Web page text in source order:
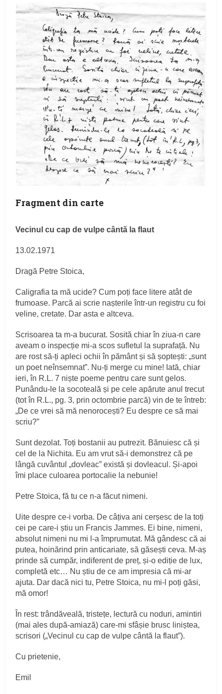
Fragment din carte
Vecinul cu cap de vulpe cântă la flaut
13.02.1971
Dragă Petre Stoica,
Caligrafia ta mă ucide? Cum poți face litere atât de
frumoase. Parcă ai scrie nașterile într-un registru cu foi
veline, cretate. Dar asta e altceva.
Scrisoarea ta m-a bucurat. Sosită chiar în ziua-n care
aveam o inspecție mi-a scos sufletul la suprafață. Nu
are rost să-ți apleci ochii în pământ și să șoptești: „sunt
un poet neînsemnat”. Nu-ți merge cu mine! Iată, chiar
ieri, în R.L. 7 niște poeme pentru care sunt gelos.
Punându-le la socoteală și pe cele apărute anul trecut
(tot în R.L., pg. 3, prin octombrie parcă) vin de te întreb:
„De ce vrei să mă nenorocești? Eu despre ce să mai
scriu?”
Sunt dezolat. Toți bostanii au putrezit. Bănuiesc că și
cel de la Nichita. Eu am vrut să-i demonstrez că pe
lângă cuvântul „dovleac” există și dovleacul. Și-apoi
îmi place culoarea portocalie la nebunie!
Petre Stoica, fă tu ce n-a făcut nimeni.
Uite despre ce-i vorba. De câțiva ani cerșesc de la toți
cei pe care-i știu un Francis Jammes. Ei bine, nimeni,
absolut nimeni nu mi l-a împrumutat. Mă gândesc că ai
putea, hoinărind prin anticariate, să găsești ceva. M-aș
prinde să cumpăr, indiferent de preț, și-o ediție de lux,
completă etc… Nu știu de ce am impresia că mi-ar
ajuta. Dar dacă nici tu, Petre Stoica, nu mi-l poți găsi,
mă omor!
În rest: trândăveală, tristețe, lectură cu noduri, amintiri
(mai ales după-amiază) care-mi sfâșie brusc liniștea,
scrisori („Vecinul cu cap de vulpe cântă la flaut”).
Cu prietenie,
Emil